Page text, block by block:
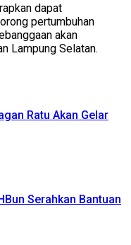
dapat
pertumbuhan
akan
Lampung Selatan.
Ratu Akan Gelar
Serahkan Bantuan